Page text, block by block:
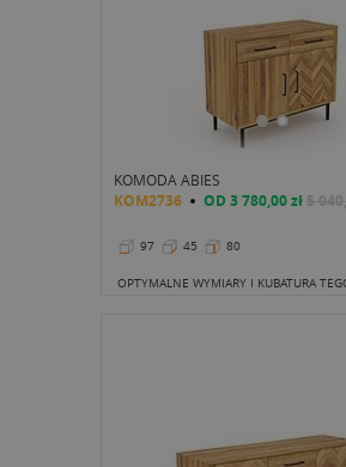
KOMODA ABIES
KOM2736 OD 3 780,00 zł5
97 45 80